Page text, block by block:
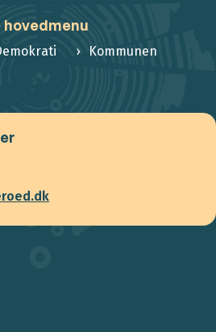
hovedmenu
Kommunen